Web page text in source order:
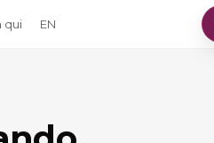
qui EN